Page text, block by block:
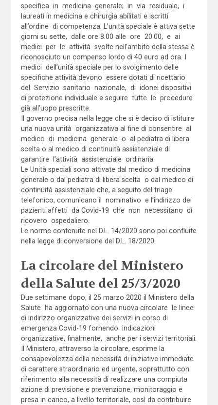
specifica in medicina generale; in via residuale, i
laureati in medicina e chirurgia abilitati e iscritti
all’ordine di competenza. L’unità speciale è attiva sette
giorni su sette, dalle ore 8.00 alle ore 20.00, e ai
medici per le attività svolte nell’ambito della stessa è
riconosciuto un compenso lordo di 40 euro ad ora. I
medici dell’unità speciale per lo svolgimento delle
specifiche attività devono essere dotati di ricettario
del Servizio sanitario nazionale, di idonei dispositivi
di protezione individuale e seguire tutte le procedure
già all’uopo prescritte.
Il governo precisa nella legge che si è deciso di istituire
una nuova unità organizzativa al fine di consentire al
medico di medicina generale o al pediatra di libera
scelta o al medico di continuità assistenziale di
garantire l’attività assistenziale ordinaria.
Le Unità speciali sono attivate dal medico di medicina
generale o dal pediatra di libera scelta o dal medico di
continuità assistenziale che, a seguito del triage
telefonico, comunicano il nominativo e l’indirizzo dei
pazienti affetti da Covid-19 che non necessitano di
ricovero ospedaliero.
Le norme contenute nel D.L. 14/2020 sono poi confluite
nella legge di conversione del D.L. 18/2020.
La circolare del Ministero
della Salute del 25/3/2020
Due settimane dopo, il 25 marzo 2020 il Ministero della
Salute ha aggiornato con una nuova circolare le linee
di indirizzo organizzative dei servizi in corso di
emergenza Covid-19 fornendo indicazioni
organizzative, finalmente, anche per i servizi territoriali.
Il Ministero, attraverso la circolare, esprime la
consapevolezza della necessità di iniziative immediate
di carattere straordinario ed urgente, soprattutto con
riferimento alla necessità di realizzare una compiuta
azione di previsione e prevenzione, monitoraggio e
presa in carico, a livello territoriale, così da contribuire